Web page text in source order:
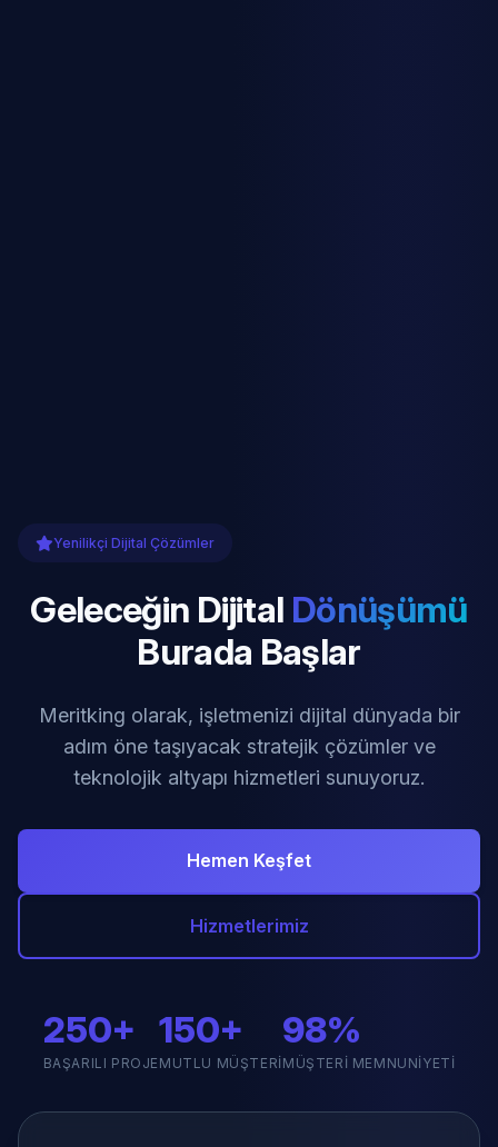
Yenilikçi Dijital Çözümler
Geleceğin Dijital Dönüşümü
Burada Başlar
Meritking olarak, işletmenizi dijital dünyada bir
adım öne taşıyacak stratejik çözümler ve
teknolojik altyapı hizmetleri sunuyoruz.
Hemen Keşfet
Hizmetlerimiz
250+
BAŞARILI PROJE
150+
MUTLU MÜŞTERI
98%
MÜŞTERI MEMNUNIYETI